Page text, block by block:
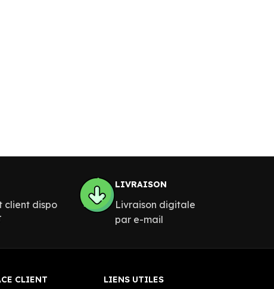
client dispo
LIVRAISON
Livraison digitale
par e-mail
CLIENT LIENS UTILES